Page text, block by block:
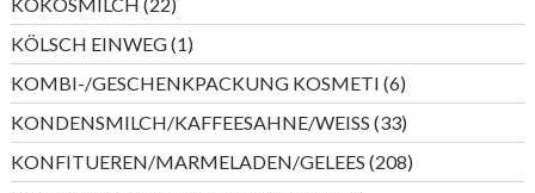
Produkte
KÖLSCH EINWEG 11
Produkt
KOMBI-/GESCHENKPACKUNG KOSMETI 66
Produkte
KONDENSMILCH/KAFFEESAHNE/WEISS 3333
Produkte
KONFITUEREN/MARMELADEN/GELEES 208208
Produkte